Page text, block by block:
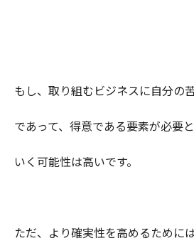
もし、取り組むビジネスに自分の
であって、得意である要素が必要
いく可能性は高いです。
ただ、より確実性を高めるために